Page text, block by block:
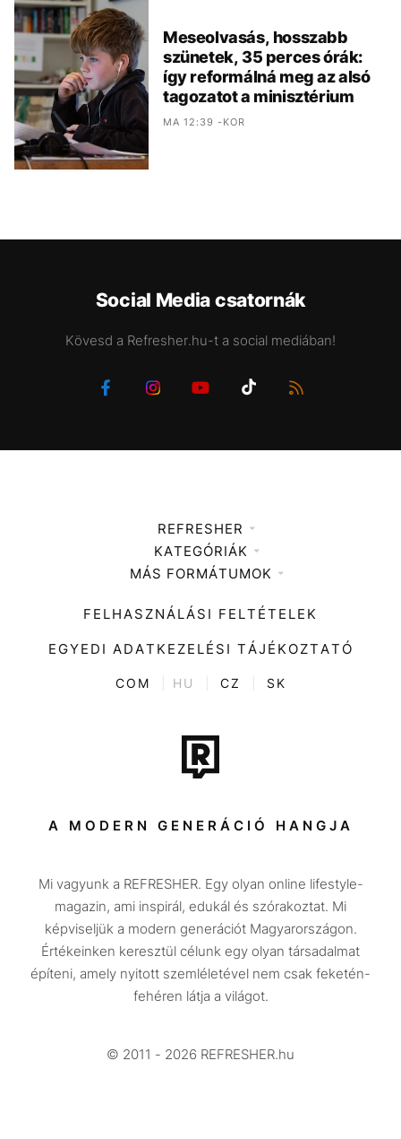
Meseolvasás, hosszabb
szünetek, 35 perces órák:
így reformálná meg az alsó
tagozatot a minisztérium
MA 12:39 -KOR
Social Media csatornák
Kövesd a Refresher.hu-t a social mediában!
REFRESHER
Médiaajánlat
KATEGÓRIÁK
Zene
Divat
Kultúra
ENTR
Tech-Tudomány
Sport
Társadalom
Utazás
Életmód
Design
Beszélgetések
Videó
MÁS FORMÁTUMOK
FELHASZNÁLÁSI FELTÉTELEK
EGYEDI ADATKEZELÉSI TÁJÉKOZTATÓ
COM HU CZ SK
A MODERN GENERÁCIÓ HANGJA
Mi vagyunk a REFRESHER. Egy olyan online lifestyle-
magazin, ami inspirál, edukál és szórakoztat. Mi
képviseljük a modern generációt Magyarországon.
Értékeinken keresztül célunk egy olyan társadalmat
építeni, amely nyitott szemléletével nem csak feketén-
fehéren látja a világot.
© 2011 - 2026 REFRESHER.hu